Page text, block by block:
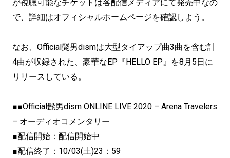
が視聴可能なチケットは各配信メディアにて発売中なの
で、詳細はオフィシャルホームページを確認しよう。
なお、Official髭男dismは大型タイアップ曲3曲を含む計
4曲が収録された、豪華なEP『HELLO EP』を8月5日に
リリースしている。
■■Official髭男dism ONLINE LIVE 2020 – Arena Travelers
– オーディオコメンタリー
■配信開始：配信開始中
■配信終了：10/03(土)23：59